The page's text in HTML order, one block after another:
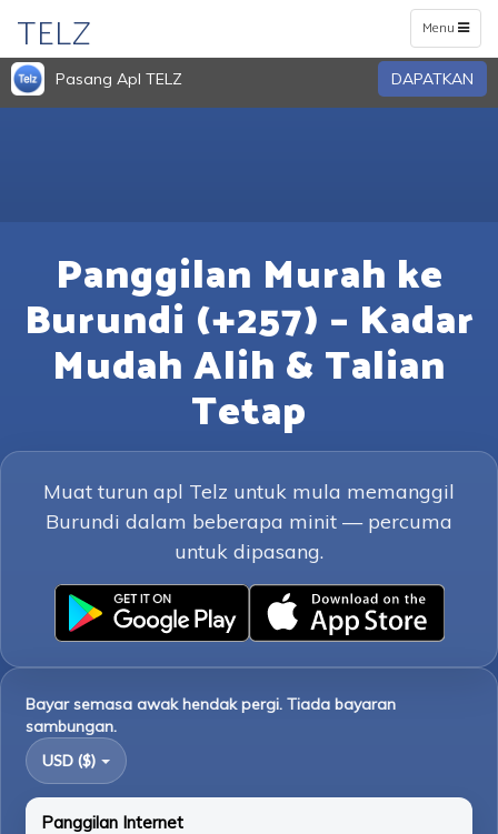
Toggle
navigation
Menu
TELZ
Pasang Apl TELZ DAPATKAN
Panggilan Murah ke
Burundi (+257) – Kadar
Mudah Alih & Talian
Tetap
Muat turun apl Telz untuk mula memanggil
Burundi dalam beberapa minit — percuma
untuk dipasang.
Bayar semasa awak hendak pergi. Tiada bayaran
sambungan.
USD ($)
Panggilan Internet